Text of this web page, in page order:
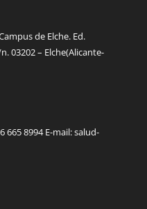
de Elche. Ed.
03202 – Elche(Alicante-
665 8994 E-mail:salud-